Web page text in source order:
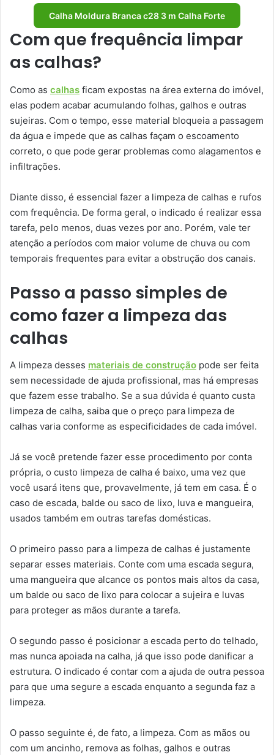
Calha Moldura Branca c28 3 m Calha Forte
Com que frequência limpar
as calhas?
Como as calhas ficam expostas na área externa do imóvel,
elas podem acabar acumulando folhas, galhos e outras
sujeiras. Com o tempo, esse material bloqueia a passagem
da água e impede que as calhas façam o escoamento
correto, o que pode gerar problemas como alagamentos e
infiltrações.
Diante disso, é essencial fazer a limpeza de calhas e rufos
com frequência. De forma geral, o indicado é realizar essa
tarefa, pelo menos, duas vezes por ano. Porém, vale ter
atenção a períodos com maior volume de chuva ou com
temporais frequentes para evitar a obstrução dos canais.
Passo a passo simples de
como fazer a limpeza das
calhas
A limpeza desses materiais de construção pode ser feita
sem necessidade de ajuda profissional, mas há empresas
que fazem esse trabalho. Se a sua dúvida é quanto custa
limpeza de calha, saiba que o preço para limpeza de
calhas varia conforme as especificidades de cada imóvel.
Já se você pretende fazer esse procedimento por conta
própria, o custo limpeza de calha é baixo, uma vez que
você usará itens que, provavelmente, já tem em casa. É o
caso de escada, balde ou saco de lixo, luva e mangueira,
usados também em outras tarefas domésticas.
O primeiro passo para a limpeza de calhas é justamente
separar esses materiais. Conte com uma escada segura,
uma mangueira que alcance os pontos mais altos da casa,
um balde ou saco de lixo para colocar a sujeira e luvas
para proteger as mãos durante a tarefa.
O segundo passo é posicionar a escada perto do telhado,
mas nunca apoiada na calha, já que isso pode danificar a
estrutura. O indicado é contar com a ajuda de outra pessoa
para que uma segure a escada enquanto a segunda faz a
limpeza.
O passo seguinte é, de fato, a limpeza. Com as mãos ou
com um ancinho, remova as folhas, galhos e outras